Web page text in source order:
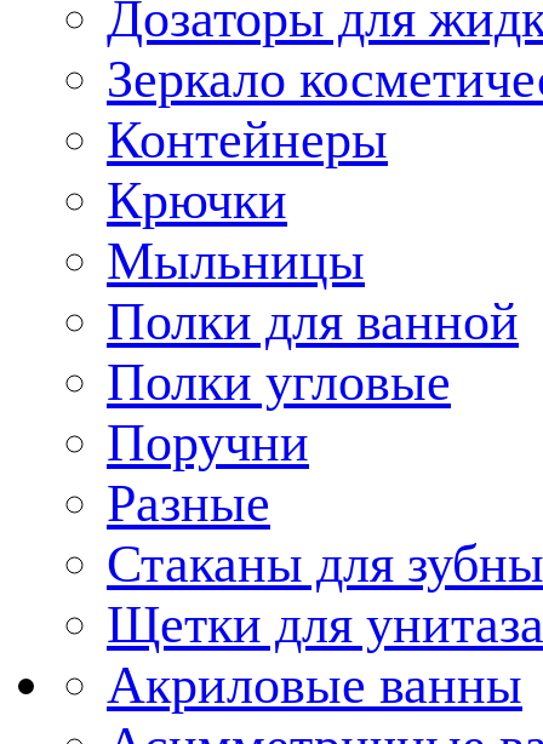
Дозаторы для
Зеркало
Контейнеры
Крючки
Мыльницы
Полки для ванной
Полки угловые
Поручни
Разные
Стаканы для
Щетки для унитаза
Акриловые ванны